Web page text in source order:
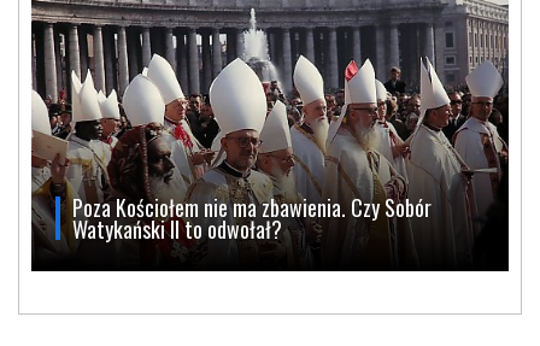
Poza Kościołem nie ma zbawienia. Czy Sobór
Watykański II to odwołał?